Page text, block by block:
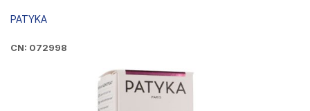
PATYKA
CN: 072998